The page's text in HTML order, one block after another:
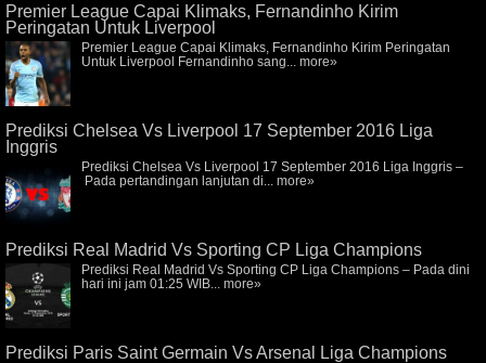
Premier League Capai Klimaks, Fernandinho Kirim
Peringatan Untuk Liverpool
Premier League Capai Klimaks, Fernandinho Kirim Peringatan
Untuk Liverpool Fernandinho sang... more»
Prediksi Chelsea Vs Liverpool 17 September 2016 Liga
Inggris
Prediksi Chelsea Vs Liverpool 17 September 2016 Liga Inggris –
Pada pertandingan lanjutan di... more»
Prediksi Real Madrid Vs Sporting CP Liga Champions
Prediksi Real Madrid Vs Sporting CP Liga Champions – Pada dini
hari ini jam 01:25 WIB... more»
Prediksi Paris Saint Germain Vs Arsenal Liga Champions